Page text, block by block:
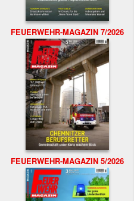
FEUERWEHR-MAGAZIN 7/2026
FEUERWEHR-MAGAZIN 5/2026